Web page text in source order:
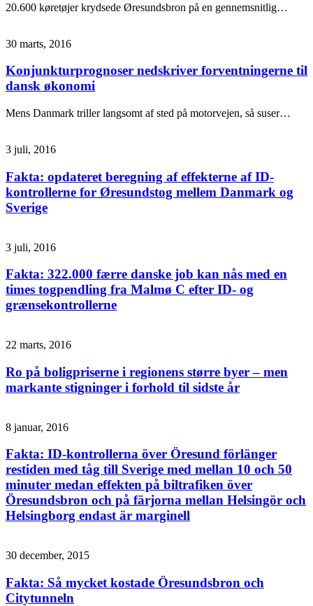
20.600 køretøjer krydsede Øresundsbron på en gennemsnitlig…
30 marts, 2016
Konjunkturprognoser nedskriver forventningerne til
dansk økonomi
Mens Danmark triller langsomt af sted på motorvejen, så suser…
3 juli, 2016
Fakta: opdateret beregning af effekterne af ID-
kontrollerne for Øresundstog mellem Danmark og
Sverige
3 juli, 2016
Fakta: 322.000 færre danske job kan nås med en
times togpendling fra Malmø C efter ID- og
grænsekontrollerne
22 marts, 2016
Ro på boligpriserne i regionens større byer – men
markante stigninger i forhold til sidste år
8 januar, 2016
Fakta: ID-kontrollerna över Öresund förlänger
restiden med tåg till Sverige med mellan 10 och 50
minuter medan effekten på biltrafiken över
Öresundsbron och på färjorna mellan Helsingör och
Helsingborg endast är marginell
30 december, 2015
Fakta: Så mycket kostade Öresundsbron och
Citytunneln